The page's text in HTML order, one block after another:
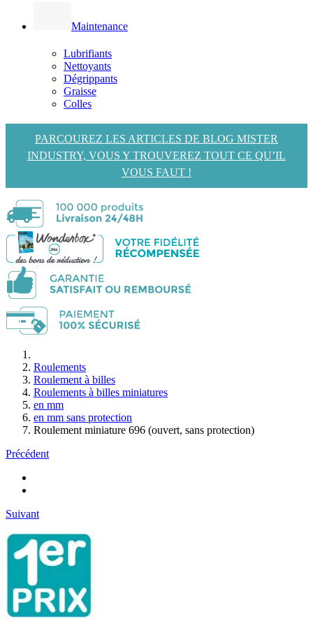
Maintenance
Lubrifiants
Nettoyants
Dégrippants
Graisse
Colles
PARCOUREZ LES ARTICLES DE BLOG MISTER
INDUSTRY, VOUS Y TROUVEREZ TOUT CE QU’IL
VOUS FAUT !
Roulements
Roulement à billes
Roulements à billes miniatures
en mm
en mm sans protection
Roulement miniature 696 (ouvert, sans protection)
Précédent
Suivant